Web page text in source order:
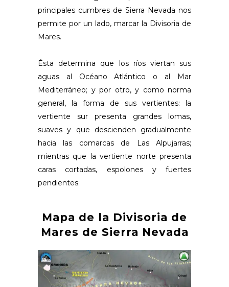
principales cumbres de Sierra Nevada nos
permite por un lado, marcar la Divisoria de
Mares.
Ésta determina que los ríos viertan sus
aguas al Océano Atlántico o al Mar
Mediterráneo; y por otro, y como norma
general, la forma de sus vertientes: la
vertiente sur presenta grandes lomas,
suaves y que descienden gradualmente
hacia las comarcas de Las Alpujarras;
mientras que la vertiente norte presenta
caras cortadas, espolones y fuertes
pendientes.
Mapa de la Divisoria de
Mares de Sierra Nevada